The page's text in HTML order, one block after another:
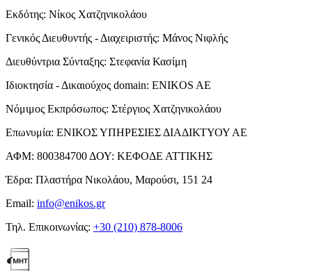
Εκδότης: Νίκος Χατζηνικολάου
Γενικός Διευθυντής - Διαχειριστής: Μάνος Νιφλής
Διευθύντρια Σύνταξης: Στεφανία Κασίμη
Ιδιοκτησία - Δικαιούχος domain: ENIKOS AE
Νόμιμος Εκπρόσωπος: Στέργιος Χατζηνικολάου
Επωνυμία: ΕΝΙΚΟΣ ΥΠΗΡΕΣΙΕΣ ΔΙΑΔΙΚΤΥΟΥ ΑΕ
ΑΦΜ: 800384700 ΔΟΥ: ΚΕΦΟΔΕ ΑΤΤΙΚΗΣ
Έδρα: Πλαστήρα Νικολάου, Μαρούσι, 151 24
Email: info@enikos.gr
Τηλ. Επικοινωνίας: +30 (210) 878-8006